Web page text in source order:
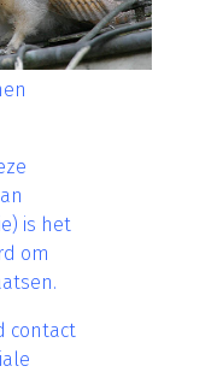
en
is het
om
contact